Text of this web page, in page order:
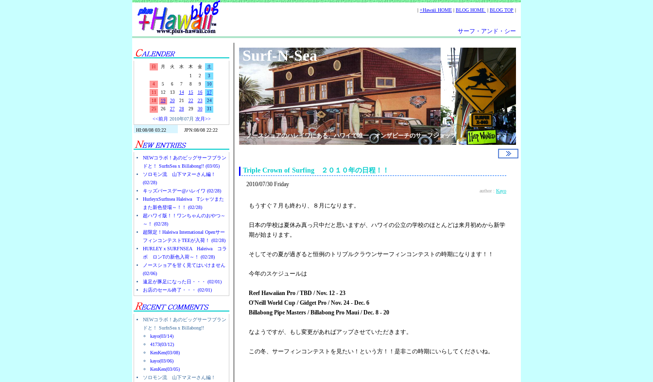
| +Hawaii HOME | BLOG HOME | BLOG TOP |
サーフ・アンド・シー
日 月 火 水 木 金
土
1
2
3
4
5 6 7 8 9
10
11
12 13 14 15 16
17
18
19 20 21 22 23
24
25
26 27 28 29 30 31
<<前月 2010年07月 次月>>
NEWコラボ！あのビッグサーフブラン
ドと！ SurfnSea x Billabong!! (03/05)
ソロモン流 山下マヌーさん編！
(02/28)
キッズバースデー@ハレイワ (02/28)
HurleyxSurfnsea Haleiwa Tシャツまた
また新色登場～！！ (02/28)
超ハワイ版！！ワンちゃんのおやつ～
～！ (02/28)
超限定！Haleiwa International Openサー
フィンコンテストTEEが入荷！ (02/28)
HURLEYｘSURFNSEA Haleiwa コラ
ボ ロンTの新色入荷～！ (02/28)
ノースショアを甘く見てはいけません
(02/06)
遠足が豚足になった日・・・ (02/01)
お店のセール終了・・・ (02/01)
NEWコラボ！あのビッグサーフブラン
ドと！ SurfnSea x Billabong!!
kayo(03/14)
4173(03/12)
KenKen(03/08)
kayo(03/06)
KenKen(03/05)
ソロモン流 山下マヌーさん編！
Surf-N-Sea
ノースショアのハレイワにある、ハワイで唯一、オンザビーチのサーフショップ
Triple Crown of Surfing ２０１０年の日程！！
2010/07/30 Friday
author : Kayo
もうすぐ７月も終わり、８月になります。
日本の学校は夏休み真っ只中だと思いますが、ハワイの公立の学校のほとんどは来月初めから新学
期が始まります。
そしてその夏が過ぎると恒例のトリプルクラウンサーフィンコンテストの時期になります！！
今年のスケジュールは
Reef Hawaiian Pro / TBD / Nov. 12 - 23
O'Neill World Cup / Gidget Pro / Nov. 24 - Dec. 6
Billabong Pipe Masters / Billabong Pro Maui / Dec. 8 - 20
なようですが、もし変更があればアップさせていただきます。
この冬、サーフィンコンテストを見たい！という方！！是非この時期にいらしてくださいね。